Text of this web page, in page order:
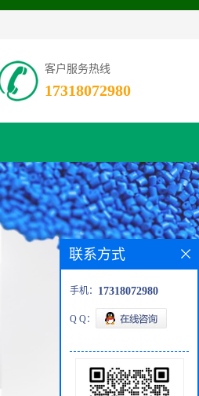
客户服务热线
17318072980
联系方式
手机： 17318072980
Q Q：